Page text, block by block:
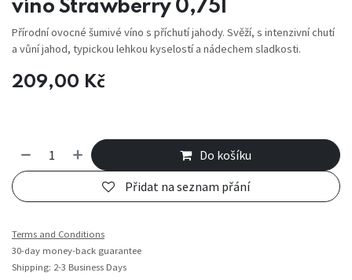
víno Strawberry 0,75l
Přírodní ovocné šumivé víno s příchutí jahody. Svěží, s intenzivní chutí
a vůní jahod, typickou lehkou kyselostí a nádechem sladkosti.
209,00 Kč
Do košíku
Přidat na seznam přání
Terms and Conditions
30-day money-back guarantee
Shipping: 2-3 Business Days